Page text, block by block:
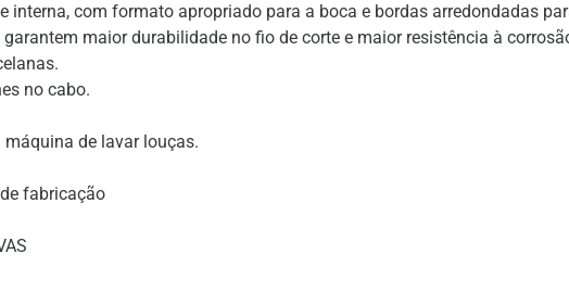
interna, com formato apropriado para a boca e bordas arredondadas
maior durabilidade no fio de corte e maior resistência à
no cabo.
máquina de lavar louças.
fabricação